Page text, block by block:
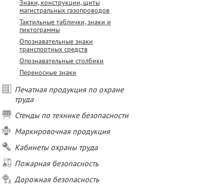
Знаки, конструкции, щиты
магистральных газопроводов
Тактильные таблички, знаки и
пиктограммы
Опознавательные знаки
транспортных средств
Опознавательные столбики
Переносные знаки
Печатная продукция по охране
труда
Стенды по технике безопасности
Маркировочная продукция
Кабинеты охраны труда
Пожарная безопасность
Дорожная безопасность